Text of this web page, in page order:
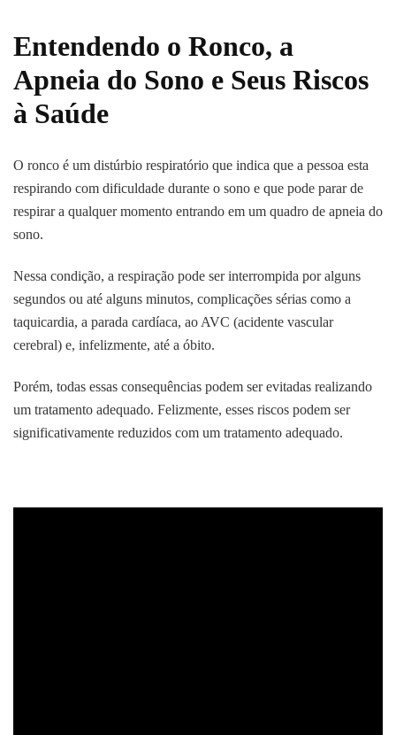
Entendendo o Ronco, a
Apneia do Sono e Seus Riscos
à Saúde
O ronco é um distúrbio respiratório que indica que a pessoa esta
respirando com dificuldade durante o sono e que pode parar de
respirar a qualquer momento entrando em um quadro de apneia do
sono.
Nessa condição, a respiração pode ser interrompida por alguns
segundos ou até alguns minutos, complicações sérias como a
taquicardia, a parada cardíaca, ao AVC (acidente vascular
cerebral) e, infelizmente, até a óbito.
Porém, todas essas consequências podem ser evitadas realizando
um tratamento adequado. Felizmente, esses riscos podem ser
significativamente reduzidos com um tratamento adequado.